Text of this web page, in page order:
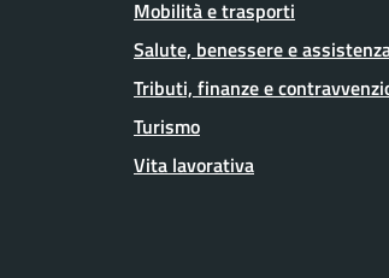
Mobilità e trasporti
Salute, benessere e
Tributi, finanze e
Turismo
Vita lavorativa